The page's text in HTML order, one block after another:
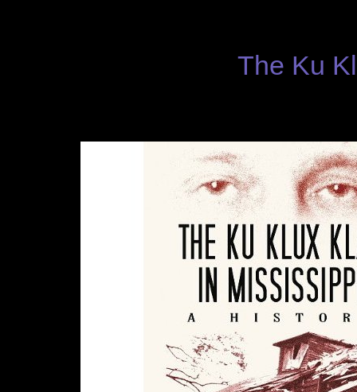
The Ku